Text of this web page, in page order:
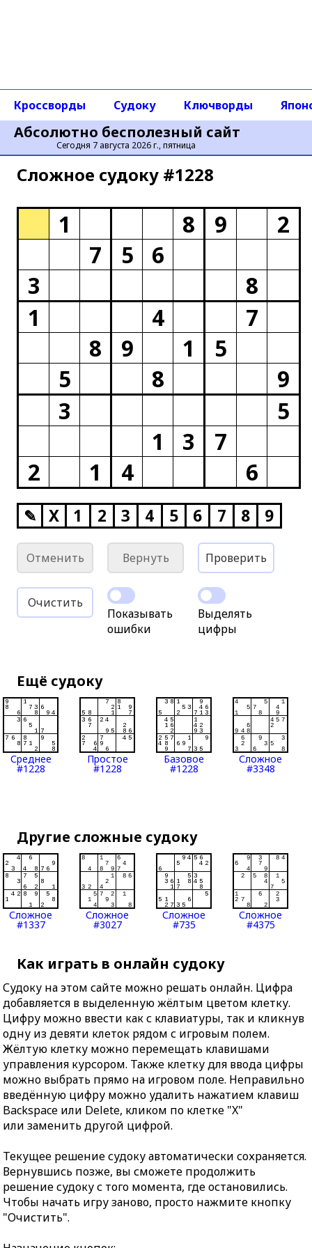
Абсолютно бесполезный сайт
Сегодня 7 августа 2026 г., пятница
Кроссворды Судоку Ключворды
Сложное cудоку #1228
1 8 9
2
7
5
6
3
8
1
4
7
8
9 1
5
5
8
9
3
5
1
3
7
2
1 4 6
✎ X 1 2 3 4 5 6 7 8 9
Отменить Вернуть Проверить
Очистить
Показывать
ошибки
Выделять
цифры
Ещё судоку
Среднее
#1228
Простое
#1228
Базовое
#1228
Сложное
#3348
Другие сложные судоку
Сложное
#1337
Сложное
#3027
Сложное
#735
Сложное
#4375
Как играть в онлайн судоку
Судоку на этом сайте можно решать онлайн. Цифра
добавляется в выделенную жёлтым цветом клетку.
Цифру можно ввести как с клавиатуры, так и кликнув
одну из девяти клеток рядом с игровым полем.
Жёлтую клетку можно перемещать клавишами
управления курсором. Также клетку для ввода цифры
можно выбрать прямо на игровом поле. Неправильно
введённую цифру можно удалить нажатием клавиш
Backspace или Delete, кликом по клетке "X"
или заменить другой цифрой.
Текущее решение судоку автоматически сохраняется.
Вернувшись позже, вы сможете продолжить
решение судоку с того момента, где остановились.
Чтобы начать игру заново, просто нажмите кнопку
"Очистить".